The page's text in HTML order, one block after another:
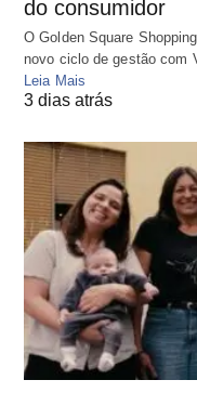
do consumidor
O Golden Square
novo ciclo de gestão com
Leia Mais
3 dias atrás